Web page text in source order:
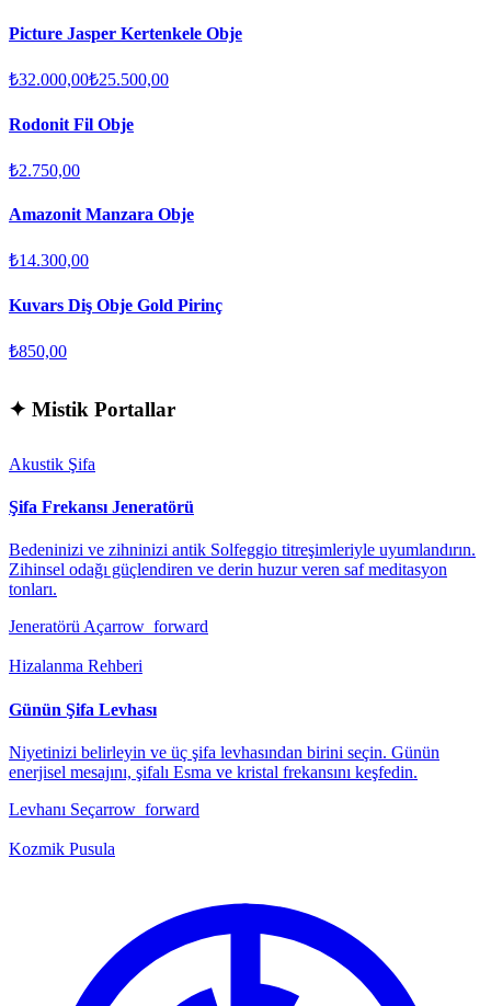
Picture Jasper Kertenkele Obje
₺32.000,00₺25.500,00
Rodonit Fil Obje
₺2.750,00
Amazonit Manzara Obje
₺14.300,00
Kuvars Diş Obje Gold Pirinç
₺850,00
✦ Mistik Portallar
Akustik Şifa
Şifa Frekansı Jeneratörü
Bedeninizi ve zihninizi antik Solfeggio titreşimleriyle uyumlandırın.
Zihinsel odağı güçlendiren ve derin huzur veren saf meditasyon
tonları.
Jeneratörü Açarrow_forward
Hizalanma Rehberi
Günün Şifa Levhası
Niyetinizi belirleyin ve üç şifa levhasından birini seçin. Günün
enerjisel mesajını, şifalı Esma ve kristal frekansını keşfedin.
Levhanı Seçarrow_forward
Kozmik Pusula